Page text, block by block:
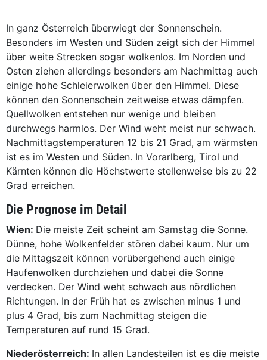
In ganz Österreich überwiegt der Sonnenschein.
Besonders im Westen und Süden zeigt sich der Himmel
über weite Strecken sogar wolkenlos. Im Norden und
Osten ziehen allerdings besonders am Nachmittag auch
einige hohe Schleierwolken über den Himmel. Diese
können den Sonnenschein zeitweise etwas dämpfen.
Quellwolken entstehen nur wenige und bleiben
durchwegs harmlos. Der Wind weht meist nur schwach.
Nachmittagstemperaturen 12 bis 21 Grad, am wärmsten
ist es im Westen und Süden. In Vorarlberg, Tirol und
Kärnten können die Höchstwerte stellenweise bis zu 22
Grad erreichen.
Die Prognose im Detail
Wien: Die meiste Zeit scheint am Samstag die Sonne.
Dünne, hohe Wolkenfelder stören dabei kaum. Nur um
die Mittagszeit können vorübergehend auch einige
Haufenwolken durchziehen und dabei die Sonne
verdecken. Der Wind weht schwach aus nördlichen
Richtungen. In der Früh hat es zwischen minus 1 und
plus 4 Grad, bis zum Nachmittag steigen die
Temperaturen auf rund 15 Grad.
Niederösterreich: In allen Landesteilen ist es die meiste